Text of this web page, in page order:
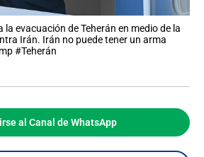
la evacuación de Teherán en medio de la
Irán. Irán no puede tener un arma
#Teherán
al Canal de WhatsApp